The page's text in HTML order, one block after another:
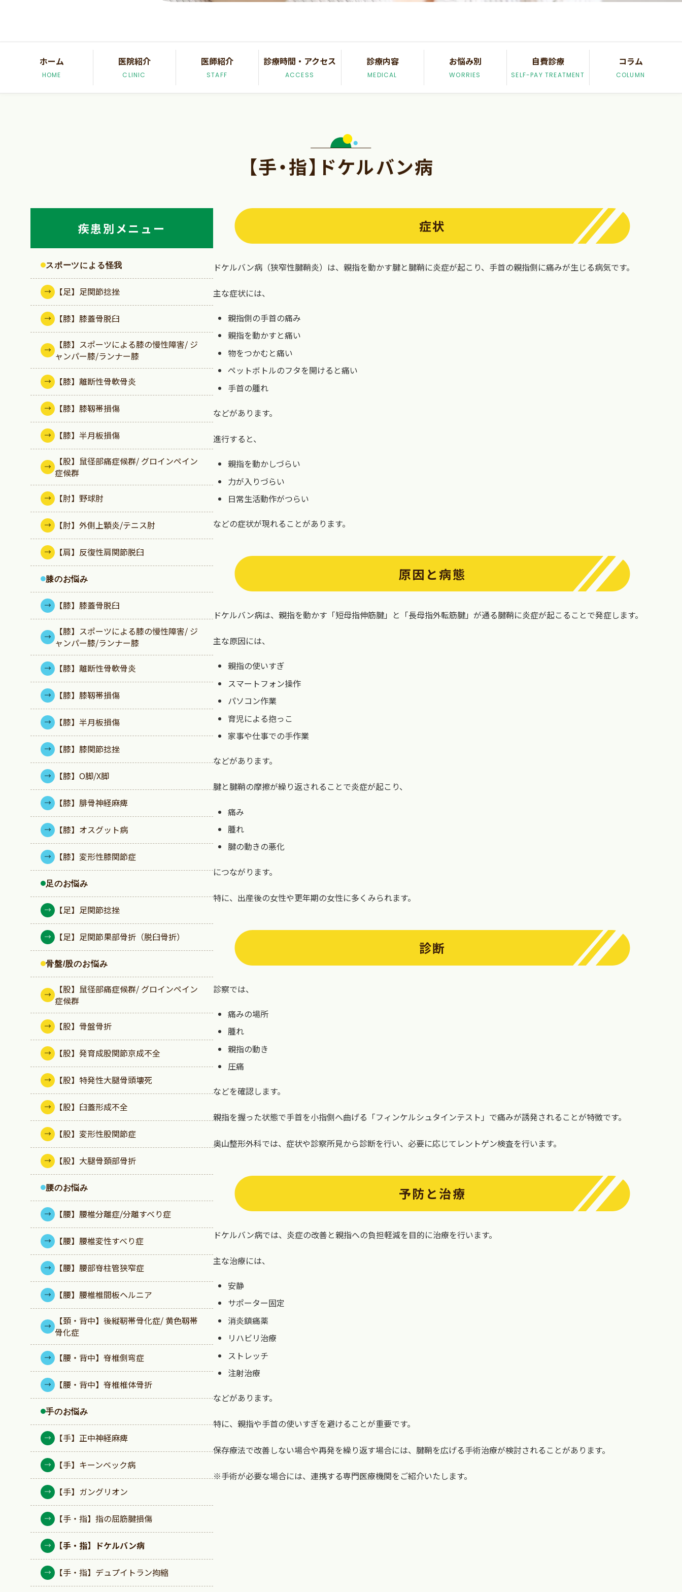
ホーム
HOME
医院紹介
CLINIC
医師紹介
STAFF
診療時間・アクセス
ACCESS
診療内容
MEDICAL
お悩み別
WORRIES
自費診療
SELF-PAY TREATMENT
コラム
COLUMN
【手・指】ドケルバン病
疾患別メニュー
スポーツによる怪我
【足】足関節捻挫
【膝】膝蓋骨脱臼
【膝】スポーツによる膝の慢性障害/ ジ
ャンパー膝/ランナー膝
【膝】離断性骨軟骨炎
【膝】膝靱帯損傷
【膝】半月板損傷
【股】鼠径部痛症候群/ グロインペイン
症候群
【肘】野球肘
【肘】外側上顆炎/テニス肘
【肩】反復性肩関節脱臼
膝のお悩み
【膝】膝蓋骨脱臼
【膝】スポーツによる膝の慢性障害/ ジ
ャンパー膝/ランナー膝
【膝】離断性骨軟骨炎
【膝】膝靱帯損傷
【膝】半月板損傷
【膝】膝関節捻挫
【膝】O脚/X脚
【膝】腓骨神経麻痺
【膝】オスグット病
【膝】変形性膝関節症
足のお悩み
【足】足関節捻挫
【足】足関節果部骨折（脱臼骨折）
骨盤/股のお悩み
【股】鼠径部痛症候群/ グロインペイン
症候群
【股】骨盤骨折
【股】発育成股関節京成不全
【股】特発性大腿骨頭壊死
【股】臼蓋形成不全
【股】変形性股関節症
【股】大腿骨頚部骨折
腰のお悩み
【腰】腰椎分離症/分離すべり症
【腰】腰椎変性すべり症
【腰】腰部脊柱管狭窄症
【腰】腰椎椎間板ヘルニア
【頚・背中】後縦靭帯骨化症/ 黄色靱帯
骨化症
【腰・背中】脊椎側弯症
【腰・背中】脊椎椎体骨折
手のお悩み
【手】正中神経麻痺
【手】キーンベック病
【手】ガングリオン
【手・指】指の屈筋腱損傷
【手・指】ドケルバン病
【手・指】デュプイトラン拘縮
症状
ドケルバン病（狭窄性腱鞘炎）は、親指を動かす腱と腱鞘に炎症が起こり、手首の親指側に痛みが生じる病気です。
主な症状には、
親指側の手首の痛み
親指を動かすと痛い
物をつかむと痛い
ペットボトルのフタを開けると痛い
手首の腫れ
などがあります。
進行すると、
親指を動かしづらい
力が入りづらい
日常生活動作がつらい
などの症状が現れることがあります。
原因と病態
ドケルバン病は、親指を動かす「短母指伸筋腱」と「長母指外転筋腱」が通る腱鞘に炎症が起こることで発症します。
主な原因には、
親指の使いすぎ
スマートフォン操作
パソコン作業
育児による抱っこ
家事や仕事での手作業
などがあります。
腱と腱鞘の摩擦が繰り返されることで炎症が起こり、
痛み
腫れ
腱の動きの悪化
につながります。
特に、出産後の女性や更年期の女性に多くみられます。
診断
診察では、
痛みの場所
腫れ
親指の動き
圧痛
などを確認します。
親指を握った状態で手首を小指側へ曲げる「フィンケルシュタインテスト」で痛みが誘発されることが特徴です。
奥山整形外科では、症状や診察所見から診断を行い、必要に応じてレントゲン検査を行います。
予防と治療
ドケルバン病では、炎症の改善と親指への負担軽減を目的に治療を行います。
主な治療には、
安静
サポーター固定
消炎鎮痛薬
リハビリ治療
ストレッチ
注射治療
などがあります。
特に、親指や手首の使いすぎを避けることが重要です。
保存療法で改善しない場合や再発を繰り返す場合には、腱鞘を広げる手術治療が検討されることがあります。
※手術が必要な場合には、連携する専門医療機関をご紹介いたします。